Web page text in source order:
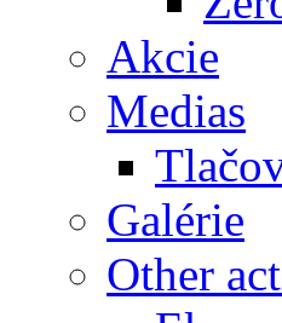
Akcie
Medias
Galérie
Other